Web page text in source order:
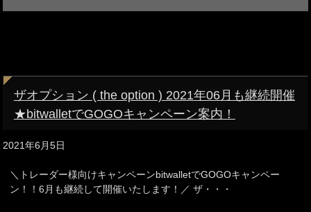
ザオプション ( the option ) 2021年06月も継続開催
★bitwalletでGOGOキャンペーン案内！
2021年6月5日
＼トレーダー様向けキャンペーンbitwalletでGOGOキャンペー
ン！！6月も継続して開催いたします！／ ザ・・・